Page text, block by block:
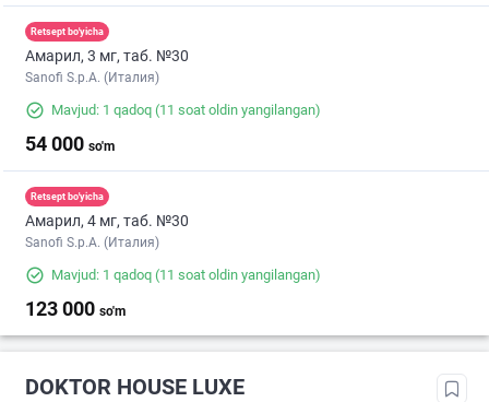
Retsept bo'yicha
Амарил, 3 мг, таб. №30
Sanofi S.p.A. (Италия)
Mavjud: 1 qadoq (11 soat oldin yangilangan)
54 000 so'm
Retsept bo'yicha
Амарил, 4 мг, таб. №30
Sanofi S.p.A. (Италия)
Mavjud: 1 qadoq (11 soat oldin yangilangan)
123 000 so'm
DOKTOR HOUSE LUXE